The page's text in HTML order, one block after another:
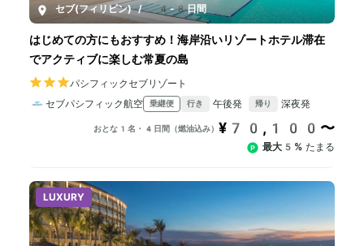
セブ(フィリピン) / 4-8日間
はじめての方にもおすすめ！海岸沿いリゾートホテル滞在
でアクティブに楽しむ常夏の島
パシフィックセブリゾート
セブパシフィック航空
乗継便 行き 午後発 帰り 深夜発
おとな1名・4日間（燃油込み） ¥70,100〜
最大5% たまる
LUXURY